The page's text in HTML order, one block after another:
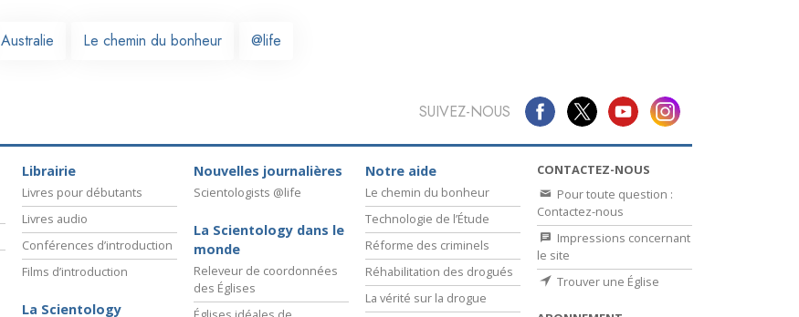
Australie Le chemin du bonheur @life
SUIVEZ-NOUS
Librairie
Livres pour débutants
Livres audio
Conférences d’introduction
Films d’introduction
La Scientology
Nouvelles journalières
Scientologists @life
La Scientology dans le
monde
Releveur de coordonnées
des Églises
Notre aide
Le chemin du bonheur
Technologie de l’Étude
Réforme des criminels
Réhabilitation des drogués
La vérité sur la drogue
CONTACTEZ-NOUS
Pour toute question :
Contactez-nous
Impressions concernant
le site
Trouver une Église